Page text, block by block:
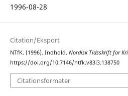
1996-08-28
Citation/Eksport
NTfK. (1996). Indhold. Nordisk Tidsskrift for
https://doi.org/10.7146/ntfk.v83i3.138750
Citationsformater